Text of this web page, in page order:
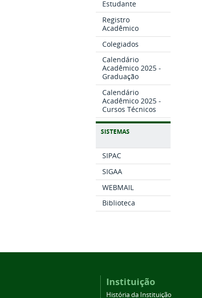
Estudante
Registro
Acadêmico
Colegiados
Calendário
Acadêmico 2025 -
Graduação
Calendário
Acadêmico 2025 -
Cursos Técnicos
SISTEMAS
SIPAC
SIGAA
WEBMAIL
Biblioteca
Instituição
História da Instituição